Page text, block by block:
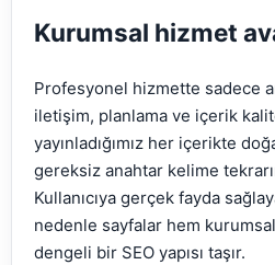
Kurumsal hizmet
Profesyonel hizmette sadece
iletişim, planlama ve içerik
yayınladığımız her içerikte
gereksiz anahtar kelime
Kullanıcıya gerçek fayda
nedenle sayfalar hem
dengeli bir SEO yapısı taşır.